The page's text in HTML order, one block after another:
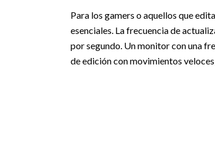
Para los gamers o aquellos que
esenciales. La frecuencia de
por segundo. Un monitor con una
de edición con movimientos